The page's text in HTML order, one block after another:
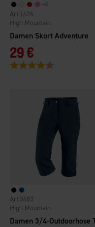
+4
Damen Skort Adventure
High Mountain
1426
29 €
Bewertung:
High Mountain
3483